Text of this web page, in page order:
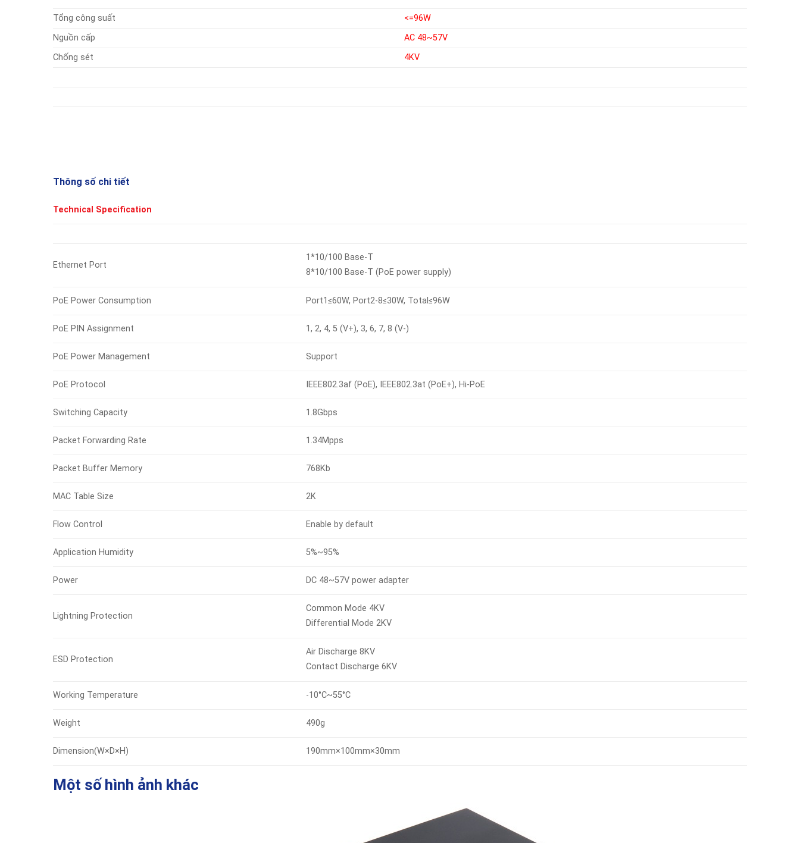
Tổng công suất
<=96W
Nguồn cấp
AC 48~57V
Chống sét
4KV
Thông số chi tiết
Technical Speciﬁcation
Ethernet Port
1*10/100 Base-T
8*10/100 Base-T (PoE power supply)
PoE Power Consumption Port1≤60W, Port2-8≤30W, Total≤96W
PoE PIN Assignment 1, 2, 4, 5 (V+), 3, 6, 7, 8 (V-)
PoE Power Management Support
PoE Protocol IEEE802.3af (PoE), IEEE802.3at (PoE+), Hi-PoE
Switching Capacity 1.8Gbps
Packet Forwarding Rate 1.34Mpps
Packet Buffer Memory 768Kb
MAC Table Size 2K
Flow Control Enable by default
Application Humidity 5%~95%
Power DC 48~57V power adapter
Lightning Protection
Common Mode 4KV
Differential Mode 2KV
ESD Protection
Air Discharge 8KV
Contact Discharge 6KV
Working Temperature -10°C~55°C
Weight 490g
Dimension(W×D×H) 190mm×100mm×30mm
Một số hình ảnh khác